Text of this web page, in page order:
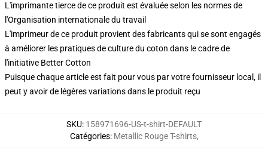
L'imprimante tierce de ce produit est évaluée selon les normes de
l'Organisation internationale du travail
L'imprimeur de ce produit provient des fabricants qui se sont engagés
à améliorer les pratiques de culture du coton dans le cadre de
l'initiative Better Cotton
Puisque chaque article est fait pour vous par votre fournisseur local, il
peut y avoir de légères variations dans le produit reçu
SKU: 158971696-US-t-shirt-DEFAULT
Catégories: Metallic Rouge T-shirts,